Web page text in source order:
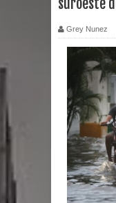
suroeste
Grey Nunez